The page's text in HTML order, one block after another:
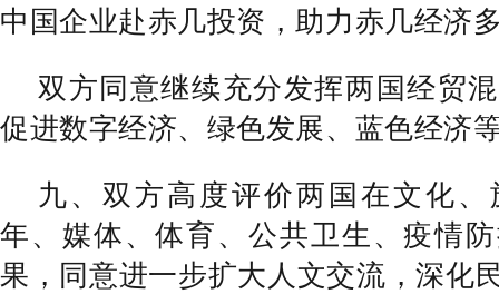
中国企业赴赤几投资，助力赤几经济
双方同意继续充分发挥两国经贸
促进数字经济、绿色发展、蓝色经济
九、双方高度评价两国在文化
年、媒体、体育、公共卫生、疫情
果，同意进一步扩大人文交流，深化